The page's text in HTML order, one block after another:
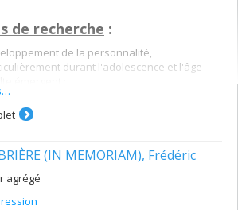
de recherche :
de la personnalité,
durant l'adolescence et l'âge
d'adaptation, particulièrement les
/ criminalité, consommation de
psychoactives, comportement sexuel
etc.) et les problèmes extériorisés (par ex.,
hyperactivité, etc.) ;
(IN MEMORIAM), Frédéric
agrégé